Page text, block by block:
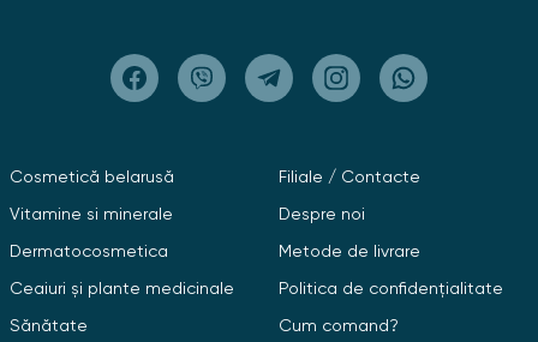
Cosmetică belarusă
Vitamine si minerale
Dermatocosmetica
Ceaiuri și plante medicinale
Sănătate
Filiale / Contacte
Despre noi
Metode de livrare
Politica de confidențialitate
Cum comand?